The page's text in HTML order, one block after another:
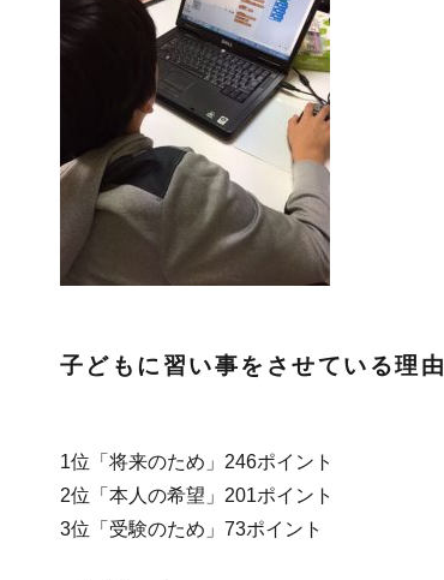
子どもに習い事をさせている理由
1位「将来のため」246ポイント
2位「本人の希望」201ポイント
3位「受験のため」73ポイント